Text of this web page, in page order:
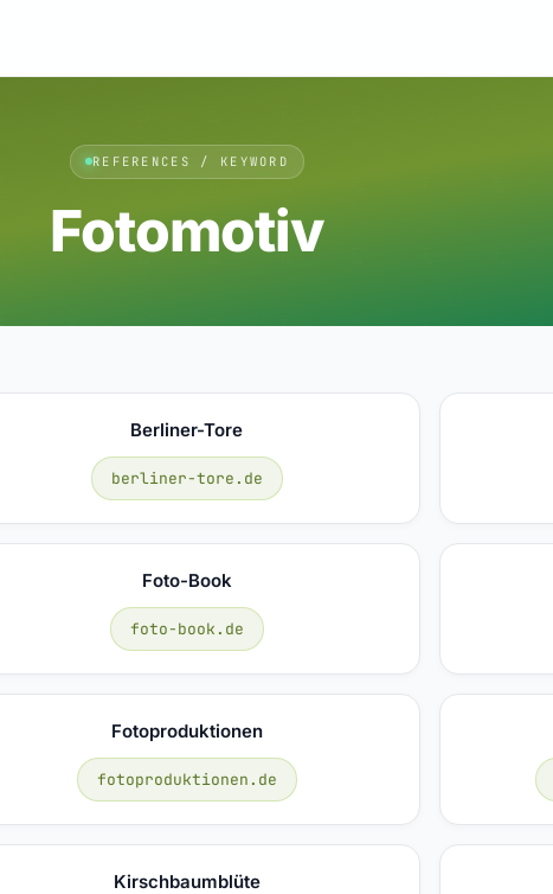
REFERENCES / KEYWORD
Fotomotiv
Berliner-Tore
berliner-tore.de
Foto-Book
foto-book.de
Fotoproduktionen
fotoproduktionen.de
Kirschbaumblüte